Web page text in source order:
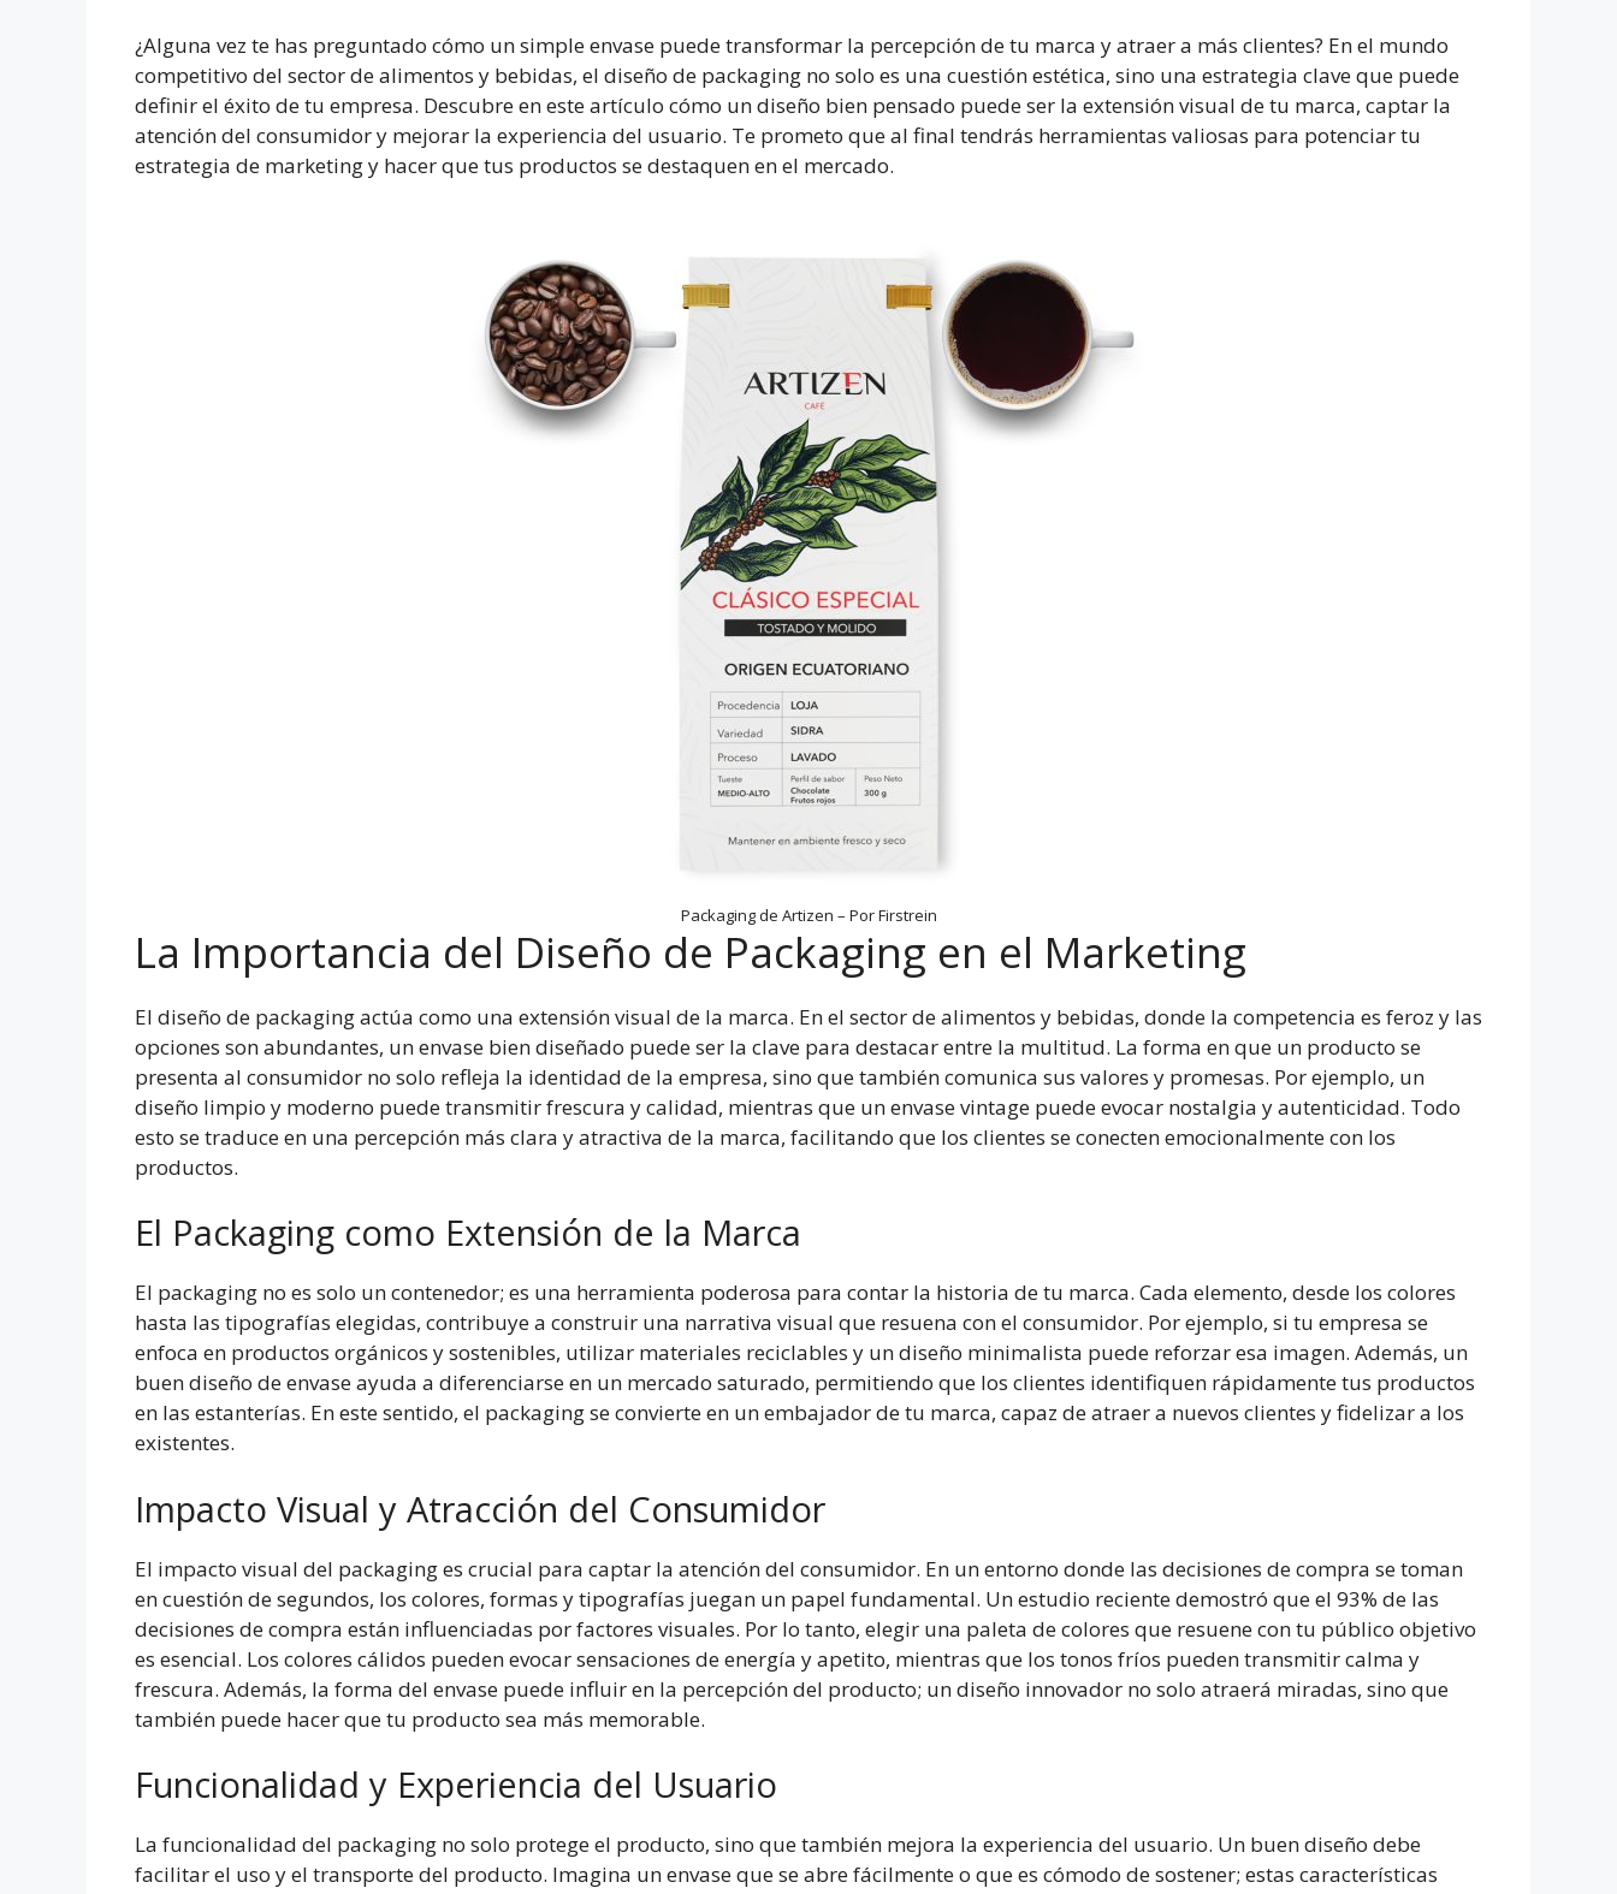
¿Alguna vez te has preguntado cómo un simple envase puede transformar la percepción de tu marca y atraer a más clientes? En el mundo
competitivo del sector de alimentos y bebidas, el diseño de packaging no solo es una cuestión estética, sino una estrategia clave que puede
definir el éxito de tu empresa. Descubre en este artículo cómo un diseño bien pensado puede ser la extensión visual de tu marca, captar la
atención del consumidor y mejorar la experiencia del usuario. Te prometo que al final tendrás herramientas valiosas para potenciar tu
estrategia de marketing y hacer que tus productos se destaquen en el mercado.
Packaging de Artizen – Por Firstrein
La Importancia del Diseño de Packaging en el Marketing
El diseño de packaging actúa como una extensión visual de la marca. En el sector de alimentos y bebidas, donde la competencia es feroz y las
opciones son abundantes, un envase bien diseñado puede ser la clave para destacar entre la multitud. La forma en que un producto se
presenta al consumidor no solo refleja la identidad de la empresa, sino que también comunica sus valores y promesas. Por ejemplo, un
diseño limpio y moderno puede transmitir frescura y calidad, mientras que un envase vintage puede evocar nostalgia y autenticidad. Todo
esto se traduce en una percepción más clara y atractiva de la marca, facilitando que los clientes se conecten emocionalmente con los
productos.
El Packaging como Extensión de la Marca
El packaging no es solo un contenedor; es una herramienta poderosa para contar la historia de tu marca. Cada elemento, desde los colores
hasta las tipografías elegidas, contribuye a construir una narrativa visual que resuena con el consumidor. Por ejemplo, si tu empresa se
enfoca en productos orgánicos y sostenibles, utilizar materiales reciclables y un diseño minimalista puede reforzar esa imagen. Además, un
buen diseño de envase ayuda a diferenciarse en un mercado saturado, permitiendo que los clientes identifiquen rápidamente tus productos
en las estanterías. En este sentido, el packaging se convierte en un embajador de tu marca, capaz de atraer a nuevos clientes y fidelizar a los
existentes.
Impacto Visual y Atracción del Consumidor
El impacto visual del packaging es crucial para captar la atención del consumidor. En un entorno donde las decisiones de compra se toman
en cuestión de segundos, los colores, formas y tipografías juegan un papel fundamental. Un estudio reciente demostró que el 93% de las
decisiones de compra están influenciadas por factores visuales. Por lo tanto, elegir una paleta de colores que resuene con tu público objetivo
es esencial. Los colores cálidos pueden evocar sensaciones de energía y apetito, mientras que los tonos fríos pueden transmitir calma y
frescura. Además, la forma del envase puede influir en la percepción del producto; un diseño innovador no solo atraerá miradas, sino que
también puede hacer que tu producto sea más memorable.
Funcionalidad y Experiencia del Usuario
La funcionalidad del packaging no solo protege el producto, sino que también mejora la experiencia del usuario. Un buen diseño debe
facilitar el uso y el transporte del producto. Imagina un envase que se abre fácilmente o que es cómodo de sostener; estas características